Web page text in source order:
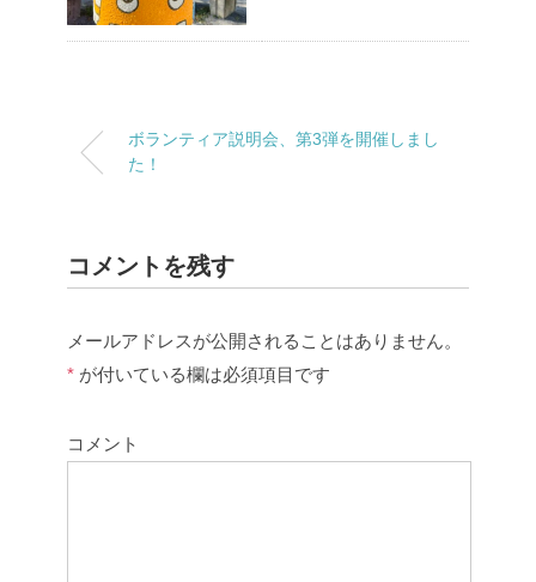
ボランティア説明会、第3弾を開催しまし
た！
コメントを残す
メールアドレスが公開されることはありません。
* が付いている欄は必須項目です
コメント